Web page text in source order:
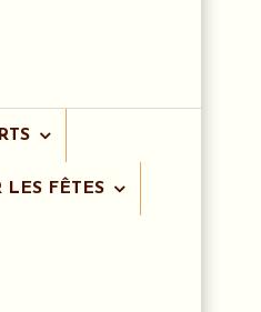
LES FÊTES